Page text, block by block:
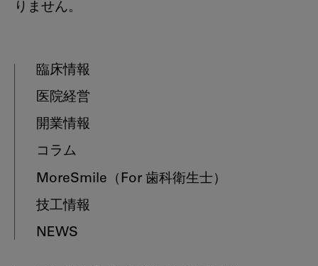
りません。
臨床情報
医院経営
開業情報
コラム
MoreSmile （For 歯科衛生士）
技工情報
NEWS